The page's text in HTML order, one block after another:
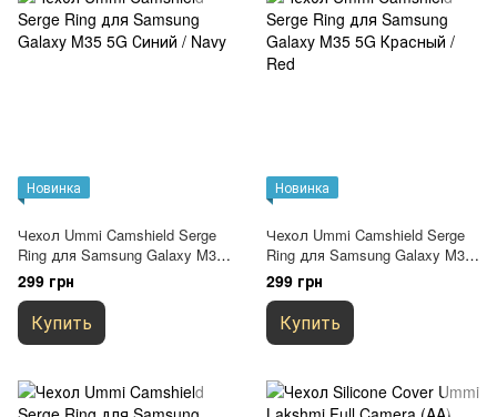
Новинка
Чехол Ummi Camshield Serge
Ring для Samsung Galaxy M35
5G Синий / Navy
299 грн
Купить
Новинка
Чехол Ummi Camshield Serge
Ring для Samsung Galaxy M35
5G Красный / Red
299 грн
Купить